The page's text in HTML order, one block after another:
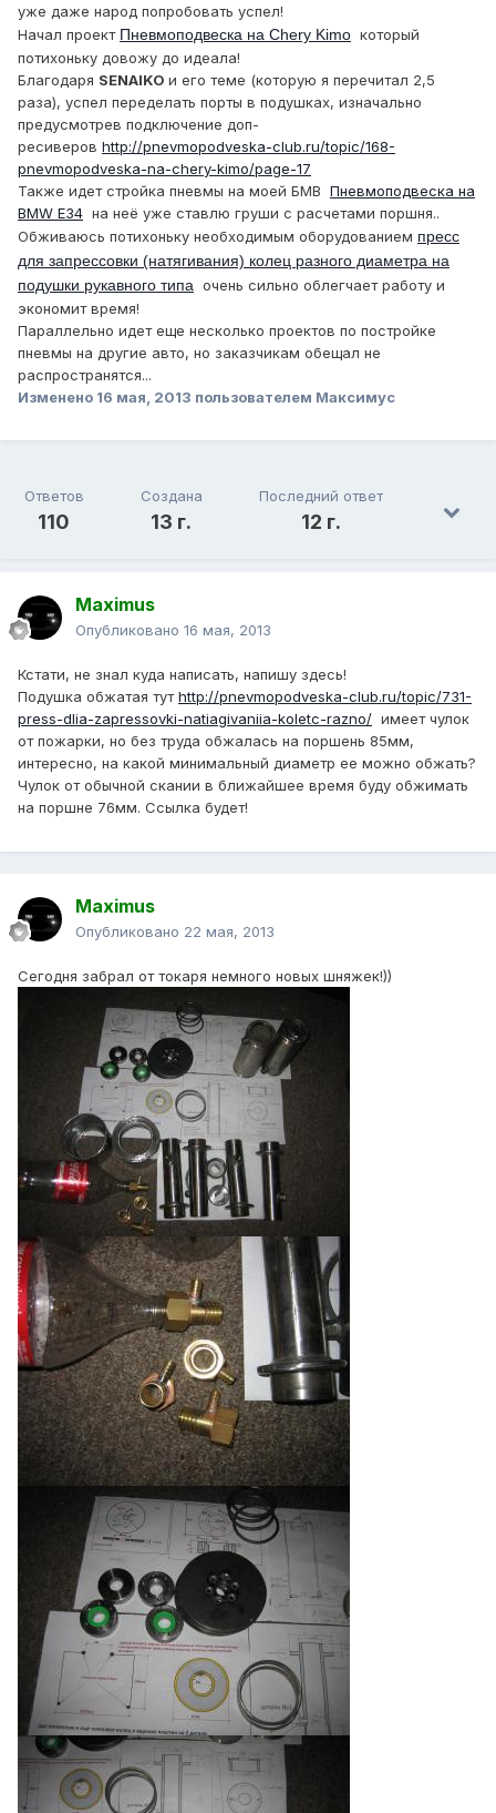
уже даже народ попробовать успел!
Начал проект Пневмоподвеска на Chery Kimo который
потихоньку довожу до идеала!
Благодаря SENAIKO и его теме (которую я перечитал 2,5
раза), успел переделать порты в подушках, изначально
предусмотрев подключение доп-
ресиверов http://pnevmopodveska-club.ru/topic/168-
pnevmopodveska-na-chery-kimo/page-17
Также идет стройка пневмы на моей БМВ Пневмоподвеска на
BMW E34 на неё уже ставлю груши с расчетами поршня..
Обживаюсь потихоньку необходимым оборудованием пресс
для запрессовки (натягивания) колец разного диаметра на
подушки рукавного типа очень сильно облегчает работу и
экономит время!
Параллельно идет еще несколько проектов по постройке
пневмы на другие авто, но заказчикам обещал не
распространятся...
Изменено 16 мая, 2013 пользователем Максимус
Ответов
110
Создана
13 г.
Последний ответ
12 г.
Maximus
Опубликовано 16 мая, 2013
Кстати, не знал куда написать, напишу здесь!
Подушка обжатая тутhttp://pnevmopodveska-club.ru/topic/731-
press-dlia-zapressovki-natiagivaniia-koletc-razno/ имеет чулок
от пожарки, но без труда обжалась на поршень 85мм,
интересно, на какой минимальный диаметр ее можно обжать?
Чулок от обычной скании в ближайшее время буду обжимать
на поршне 76мм. Ссылка будет!
Maximus
Опубликовано 22 мая, 2013
Сегодня забрал от токаря немного новых шняжек!))